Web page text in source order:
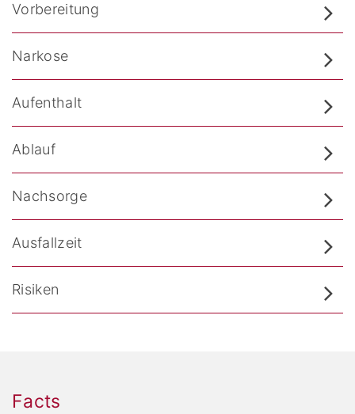
Vorbereitung
Narkose
Aufenthalt
Ablauf
Nachsorge
Ausfallzeit
Risiken
Facts